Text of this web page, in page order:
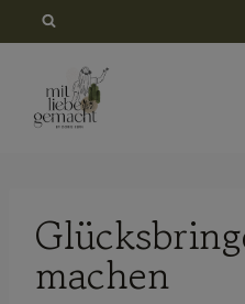
springen
machen